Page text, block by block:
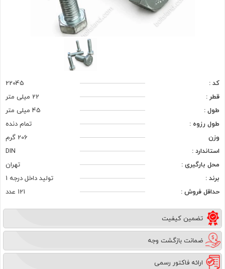
کد :
22045
قطر :
22 میلی متر
طول :
45 میلی متر
طول رزوه :
تمام دنده
وزن
206 گرم
استاندارد :
DIN
محل بارگیری :
تهران
برند :
تولید داخل درجه 1
حداقل فروش :
121 عدد
تضمین کیفیت
ضمانت بازگشت وجه
ارائه فاکتور رسمی